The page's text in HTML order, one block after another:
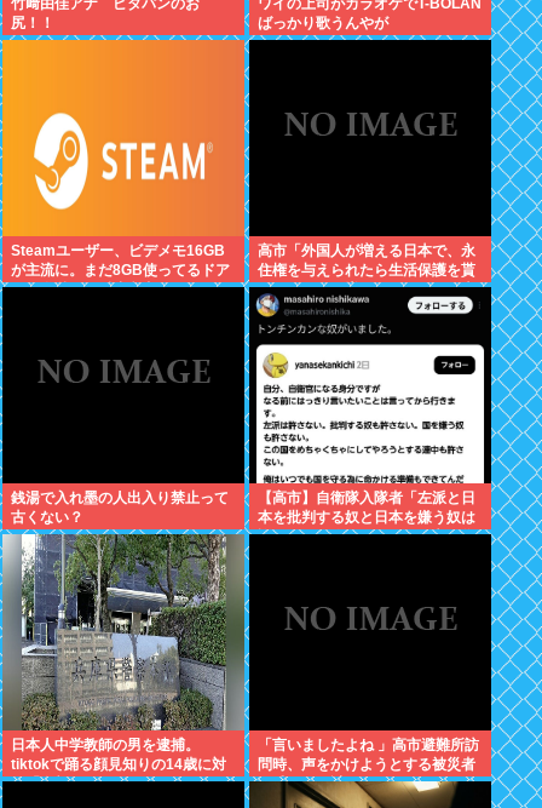
竹﨑由佳アナ ピタパンのお
尻！！
ワイの上司がカラオケでT-BOLAN
ばっかり歌うんやが
Steamユーザー、ビデメモ16GB
が主流に。まだ8GB使ってるドア
ホの嫌儲民は反省文書いてね。
高市「外国人が増える日本で、永
住権を与えられたら生活保護を貰
うなんて人が増えては困る。日本
人以上の水準の人のみ許可しま
す」
銭湯で入れ墨の人出入り禁止って
古くない？
【高市】自衛隊入隊者「左派と日
本を批判する奴と日本を嫌う奴は
許さない。俺はいつでも国守る為
日本人中学教師の男を逮捕。
tiktokで踊る顔見知りの14歳に対
し「全部見えるように。下も見せ
「言いましたよね 」高市避難所訪
問時、声をかけようとする被災者
を威圧する謎のハゲガードマンが